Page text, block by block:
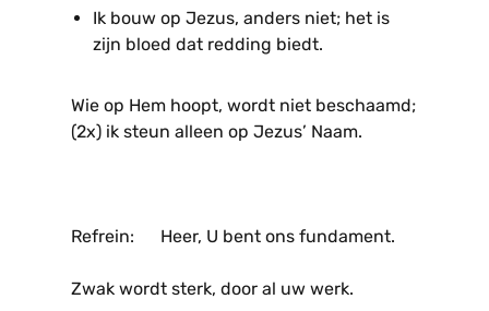
Ik bouw op Jezus, anders niet; het is
zijn bloed dat redding biedt.
Wie op Hem hoopt, wordt niet beschaamd;
(2x) ik steun alleen op Jezus’ Naam.
Refrein: Heer, U bent ons fundament.
Zwak wordt sterk, door al uw werk.